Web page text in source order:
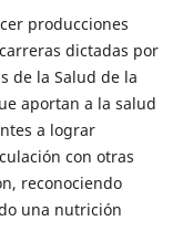
producciones
dictadas por
de la Salud de la
aportan a la salud
a lograr
con otras
reconociendo
una nutrición